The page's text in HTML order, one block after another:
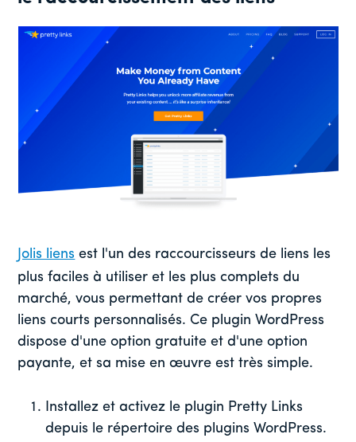
Jolis liens est l'un des raccourcisseurs de liens les
plus faciles à utiliser et les plus complets du
marché, vous permettant de créer vos propres
liens courts personnalisés. Ce plugin WordPress
dispose d'une option gratuite et d'une option
payante, et sa mise en œuvre est très simple.
Installez et activez le plugin Pretty Links
depuis le répertoire des plugins WordPress.